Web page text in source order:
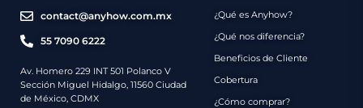
contact@anyhow.com.mx
55 7090 6222
Av. Homero 229 INT 501 Polanco V
Sección Miguel Hidalgo, 11560 Ciudad
de México, CDMX
¿Qué es Anyhow?
¿Qué nos diferencia?
Beneficios de Cliente
Cobertura
¿Cómo comprar?
Envíos
Métodos
de
Contacto